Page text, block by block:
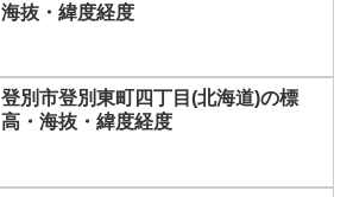
海抜・緯度経度
登別市登別東町四丁目(北海道)の標
高・海抜・緯度経度